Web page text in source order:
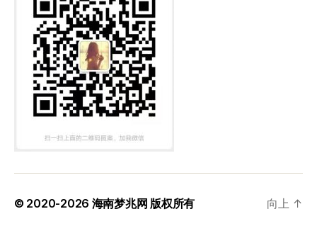
© 2020-2026 海南梦兆网 版权所有 向上 ↑